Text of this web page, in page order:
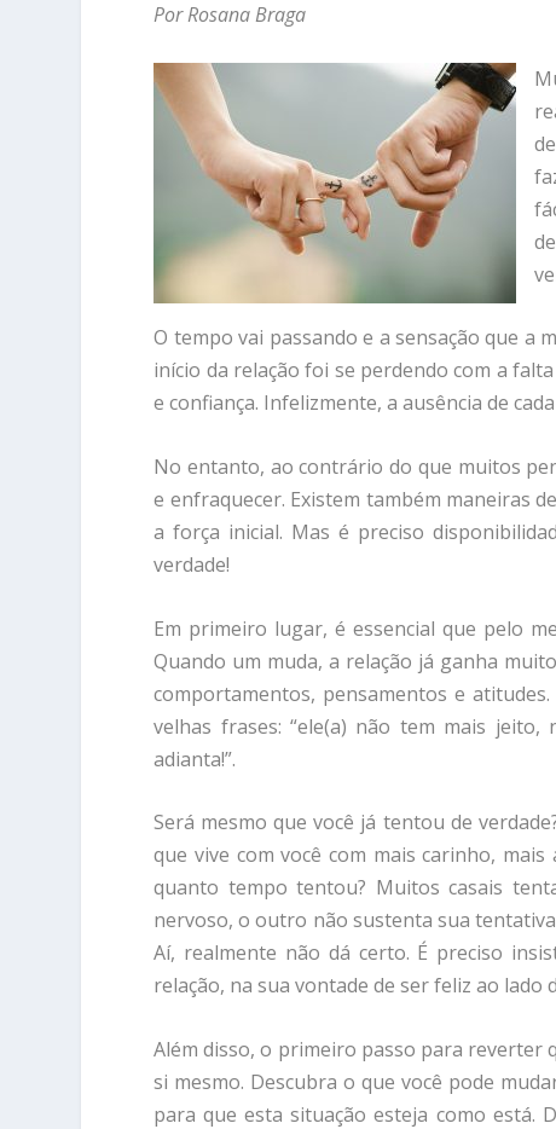
Por Rosana Braga
O tempo vai passando e a sensação que a
início da relação foi se perdendo com a
e confiança. Infelizmente, a ausência de
No entanto, ao contrário do que muitos
e enfraquecer. Existem também maneiras
a força inicial. Mas é preciso
verdade!
Em primeiro lugar, é essencial que pelo
Quando um muda, a relação já ganha
comportamentos, pensamentos e
velhas frases: “ele(a) não tem mais jeito,
adianta!”.
Será mesmo que você já tentou de
que vive com você com mais carinho,
quanto tempo tentou? Muitos casais
nervoso, o outro não sustenta sua
Aí, realmente não dá certo. É preciso
relação, na sua vontade de ser feliz ao lado
Além disso, o primeiro passo para reverter
si mesmo. Descubra o que você pode
para que esta situação esteja como está.